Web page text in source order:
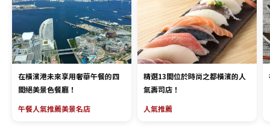
在橫濱港未來享用奢華午餐的四
間絕美景色餐廳！
午餐人氣推薦美景名店
精選13間位於時尚之都橫濱的人
氣壽司店！
人氣推薦